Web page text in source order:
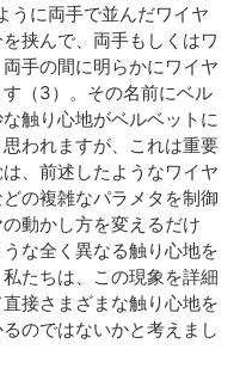
うに両手で並んだワイヤ
挟んで、両手もしくはワ
手の間に明らかにワイヤ
（3）。その名前にベル
触り心地がベルベットに
われますが、これは重要
、前述したようなワイヤ
の複雑なパラメタを制御
動かし方を変えるだけ
な全く異なる触り心地を
たちは、この現象を詳細
接さまざまな触り心地を
のではないかと考えまし